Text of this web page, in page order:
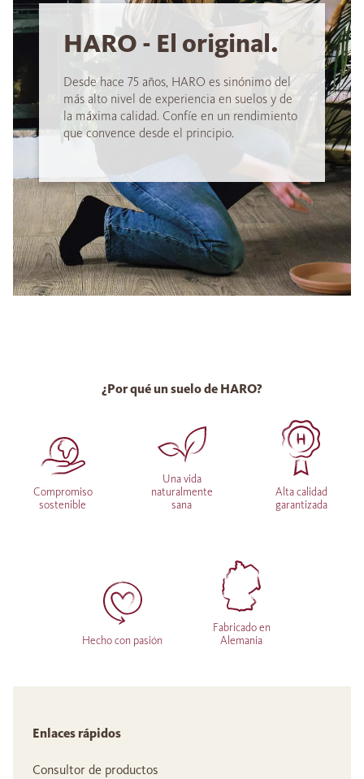
HARO - El original.
Desde hace 75 años, HARO es sinónimo del
más alto nivel de experiencia en suelos y de
la máxima calidad. Confíe en un rendimiento
que convence desde el principio.
¿Por qué un suelo de HARO?
Compromiso
sostenible
Una vida
naturalmente
sana
Alta calidad
garantizada
Hecho con pasión
Fabricado en
Alemania
Enlaces rápidos
Consultor de productos